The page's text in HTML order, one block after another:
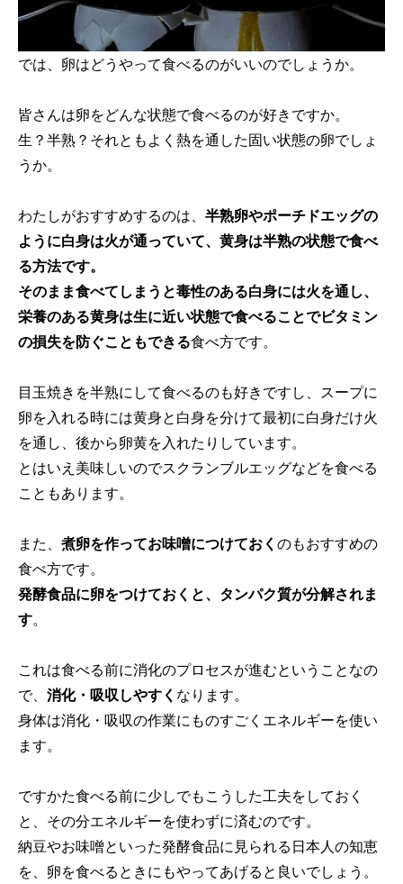
では、卵はどうやって食べるのがいいのでしょうか。
皆さんは卵をどんな状態で食べるのが好きですか。
生？半熟？それともよく熱を通した固い状態の卵でしょ
うか。
わたしがおすすめするのは、 半熟卵やポーチドエッグの
ように白身は火が通っていて、黄身は半熟の状態で食べ
る方法です。
そのまま食べてしまうと毒性のある白身には火を通し、
栄養のある黄身は生に近い状態で食べることでビタミン
の損失を防ぐこともできる食べ方です。
目玉焼きを半熟にして食べるのも好きですし、スープに
卵を入れる時には黄身と白身を分けて最初に白身だけ火
を通し、後から卵黄を入れたりしています。
とはいえ美味しいのでスクランブルエッグなどを食べる
こともあります。
また、 煮卵を作ってお味噌につけておく のもおすすめの
食べ方です。
発酵食品に卵をつけておくと、タンパク質が分解されま
す。
これは食べる前に消化のプロセスが進むということなの
で、 消化・吸収しやすく なります。
身体は消化・吸収の作業にものすごくエネルギーを使い
ます。
ですかた食べる前に少しでもこうした工夫をしておく
と、その分エネルギーを使わずに済むのです。
納豆やお味噌といった発酵食品に見られる日本人の知恵
を、卵を食べるときにもやってあげると良いでしょう。